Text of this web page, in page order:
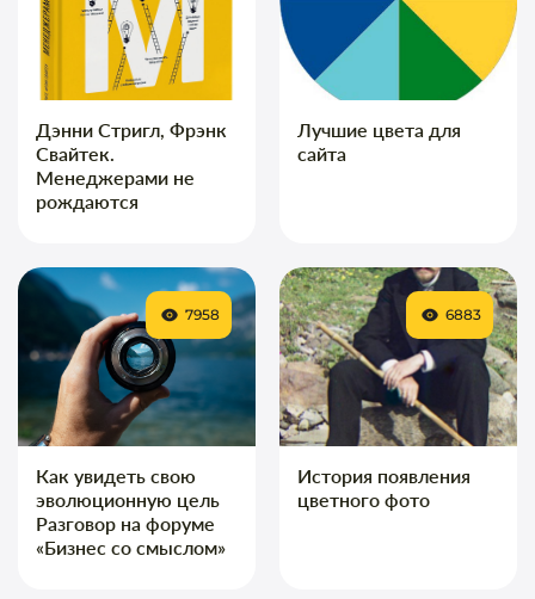
Дэнни Стригл, Фрэнк
Свайтек.
Менеджерами не
рождаются
Лучшие цвета для
сайта
Как увидеть свою
эволюционную цель
Разговор на форуме
«Бизнес со смыслом»
7958
История появления
цветного фото
6883